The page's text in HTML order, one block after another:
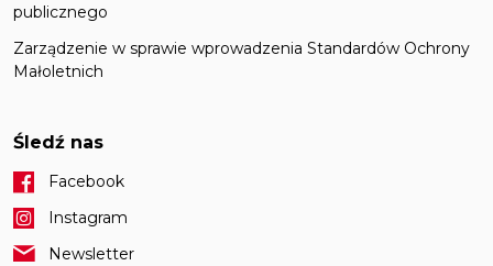
publicznego
Zarządzenie w sprawie wprowadzenia Standardów Ochrony
Małoletnich
Śledź nas
Facebook
Instagram
Newsletter